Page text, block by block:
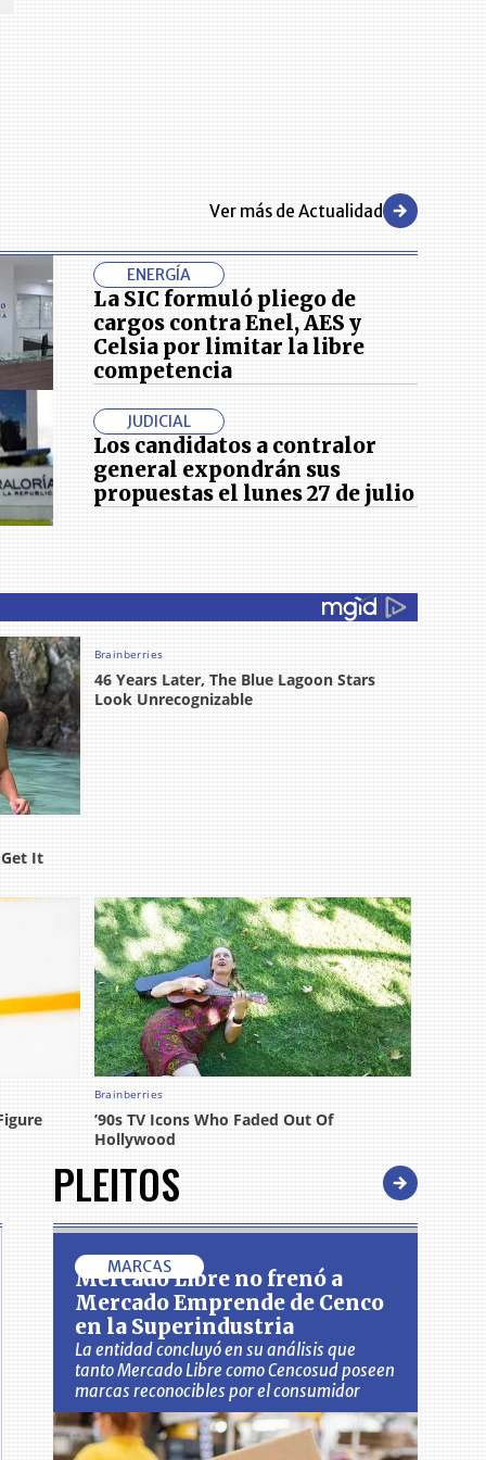
Ver más de Actualidad
ENERGÍA
La SIC formuló pliego de
cargos contra Enel, AES y
Celsia por limitar la libre
competencia
JUDICIAL
Los candidatos a contralor
general expondrán sus
propuestas el lunes 27 de julio
PLEITOS
MARCAS
Mercado Libre no frenó a
Mercado Emprende de Cenco
en la Superindustria
La entidad concluyó en su análisis que
tanto Mercado Libre como Cencosud poseen
marcas reconocibles por el consumidor